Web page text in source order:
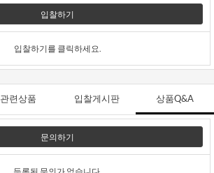
입찰하기
입찰하기를 클릭하세요.
관련상품 입찰게시판 상품Q&A
문의하기